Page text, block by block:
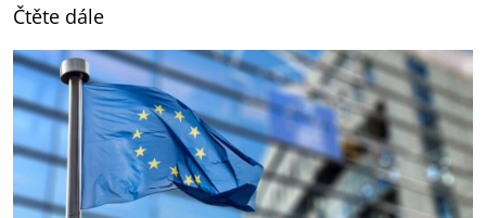
Čtěte dále